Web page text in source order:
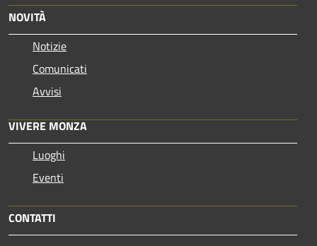
NOVITÀ
Notizie
Comunicati
Avvisi
VIVERE MONZA
Luoghi
Eventi
CONTATTI